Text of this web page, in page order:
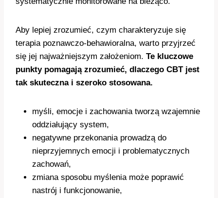
Aby lepiej zrozumieć, czym charakteryzuje się
terapia poznawczo-behawioralna, warto przyjrzeć
się jej najważniejszym założeniom. Te kluczowe
punkty pomagają zrozumieć, dlaczego CBT jest
tak skuteczna i szeroko stosowana.
myśli, emocje i zachowania tworzą wzajemnie
oddziałujący system,
negatywne przekonania prowadzą do
nieprzyjemnych emocji i problematycznych
zachowań,
zmiana sposobu myślenia może poprawić
nastrój i funkcjonowanie,